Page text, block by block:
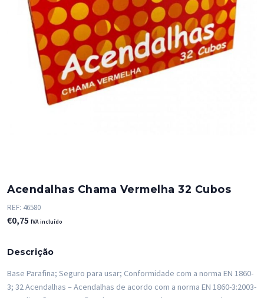
Acendalhas Chama Vermelha 32 Cubos
REF: 46580
€0,75 IVA incluído
Descrição
Base Parafina; Seguro para usar; Conformidade com a norma EN 1860-
3; 32 Acendalhas – Acendalhas de acordo com a norma EN 1860-3:2003-